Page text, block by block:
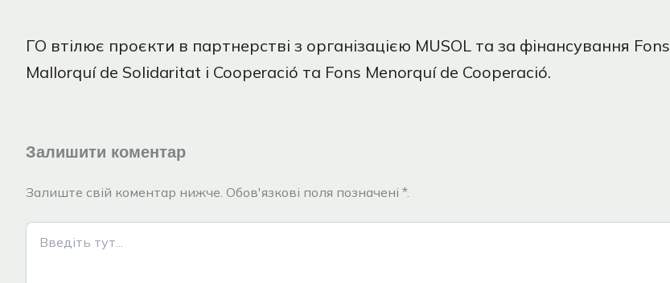
ГО втілює проєкти в партнерстві з організацією MUSOL та за фінансування Fons
Mallorquí de Solidaritat i Cooperació та Fons Menorquí de Cooperació.
Залишити коментар
Залиште свій коментар нижче. Обов'язкові поля позначені *.
Введіть
тут...